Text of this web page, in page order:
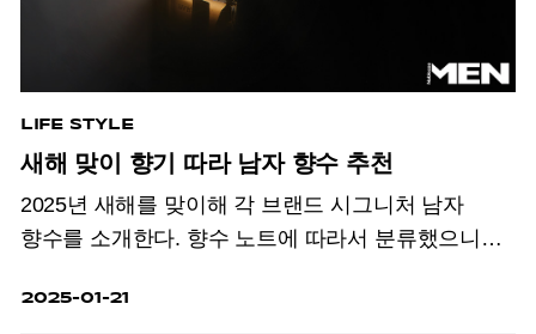
LIFE STYLE
새해 맞이 향기 따라 남자 향수 추천
2025년 새해를 맞이해 각 브랜드 시그니처 남자
향수를 소개한다. 향수 노트에 따라서 분류했으니
2025-01-21